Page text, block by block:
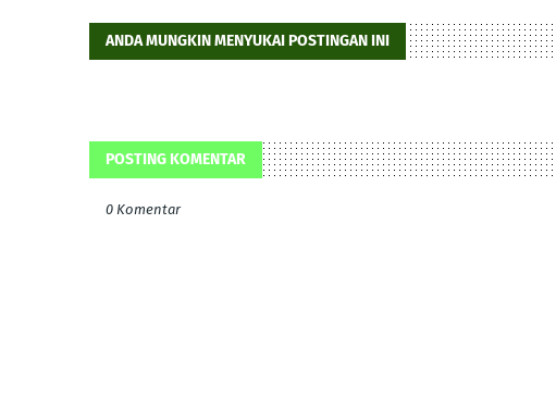
ANDA MUNGKIN MENYUKAI POSTINGAN INI
POSTING KOMENTAR
0 Komentar